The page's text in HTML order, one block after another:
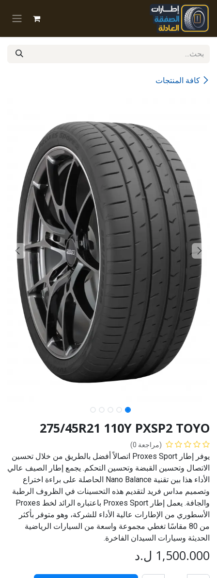
تخطي للذهاب إلى المحتوى
كافة المنتجات
275/45R21 110Y PXSP2 TOYO
(مراجعة 0)
يوفر إطار Proxes Sport اتصالاً أفضل بالطريق من خلال تحسين
الاتصال وتحسين القبضة وتحسين التحكم. يجمع إطار الصيف عالي
الأداء هذا بين تقنية Nano Balance الحاصلة على براءة اختراع
وتصميم مداس فريد لتقديم هذه التحسينات في الظروف الرطبة
والجافة. يعمل إطار Proxes Sport باعتباره الرائد لخط Proxes
الأسطوري من الإطارات عالية الأداء للشركة، وهو متوفر بأكثر
من 80 مقاسًا تغطي مجموعة واسعة من السيارات الرياضية
الحديثة وسيارات السيدان الفاخرة.
1,500.000 ل.د